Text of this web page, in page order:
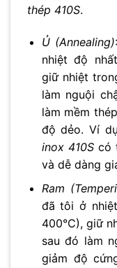
thép 410S.
Ủ (Annealing)
nhiệt độ
giữ nhiệt
làm nguội
làm mềm
độ dẻo. Ví
inox 410Scó
và dễ dàng
Ram
đã tôi ở
400°C), giữ
sau đó làm
giảm độ